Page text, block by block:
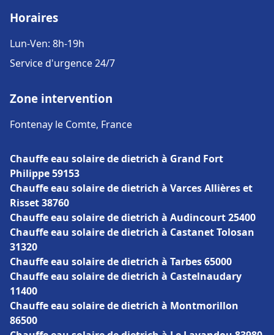
Horaires
Lun-Ven: 8h-19h
Service d'urgence 24/7
Zone intervention
Fontenay le Comte, France
Chauffe eau solaire de dietrich à Grand Fort
Philippe 59153
Chauffe eau solaire de dietrich à Varces Allières et
Risset 38760
Chauffe eau solaire de dietrich à Audincourt 25400
Chauffe eau solaire de dietrich à Castanet Tolosan
31320
Chauffe eau solaire de dietrich à Tarbes 65000
Chauffe eau solaire de dietrich à Castelnaudary
11400
Chauffe eau solaire de dietrich à Montmorillon
86500